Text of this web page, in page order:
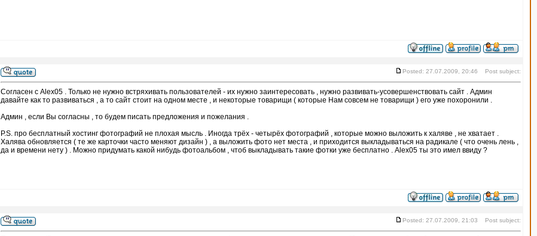
Posted: 27.07.2009, 20:46 Post subject:
Согласен с Alex05 . Только не нужно встряхивать пользователей - их нужно заинтересовать , нужно развивать-усовершенствовать сайт . Админ
давайте как то развиваться , а то сайт стоит на одном месте , и некоторые товарищи ( которые Нам совсем не товарищи ) его уже похоронили .
Админ , если Вы согласны , то будем писать предложения и пожелания .
P.S. про бесплатный хостинг фотографий не плохая мысль . Иногда трёх - четырёх фотографий , которые можно выложить к халяве , не хватает .
Халява обновляется ( те же карточки часто меняют дизайн ) , а выложить фото нет места , и приходится выкладываться на радикале ( что очень лень ,
да и времени нету ) . Можно придумать какой нибудь фотоальбом , чтоб выкладывать такие фотки уже бесплатно . Alex05 ты это имел ввиду ?
Posted: 27.07.2009, 21:03 Post subject: